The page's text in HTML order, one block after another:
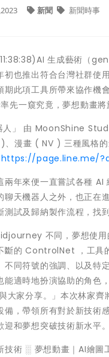
新聞 新聞時事
生成藝術（
初也推出符合台灣社群
期此項工具所帶來協作
先一窺究竟，夢想動畫
人」 由 MoonShine
漫畫 ( NV ) 三種風格
https://page.line.me/
兩年來便一直嘗試各種
天機器人之外，也正在
試及歸納製作流程，找
不同，夢想使
斷的 ControlNet ，工具
不同符號的強調、以及特
能適時地扮演協助的角色
大家分享。」本次林家
備，帶領所有對於新技術
和夢想突破技術新水平。
技術 ░ 夢想動畫｜AI